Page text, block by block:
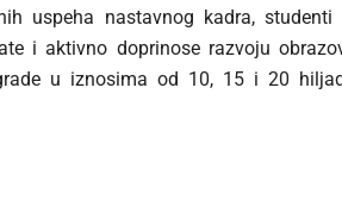
uspeha nastavnog kadra,
i aktivno doprinose razvoju
u iznosima od 10, 15 i 20